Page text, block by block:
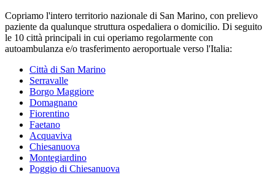
Copriamo l'intero territorio nazionale di San Marino, con prelievo
paziente da qualunque struttura ospedaliera o domicilio. Di seguito
le 10 città principali in cui operiamo regolarmente con
autoambulanza e/o trasferimento aeroportuale verso l'Italia:
Città di San Marino
Serravalle
Borgo Maggiore
Domagnano
Fiorentino
Faetano
Acquaviva
Chiesanuova
Montegiardino
Poggio di Chiesanuova